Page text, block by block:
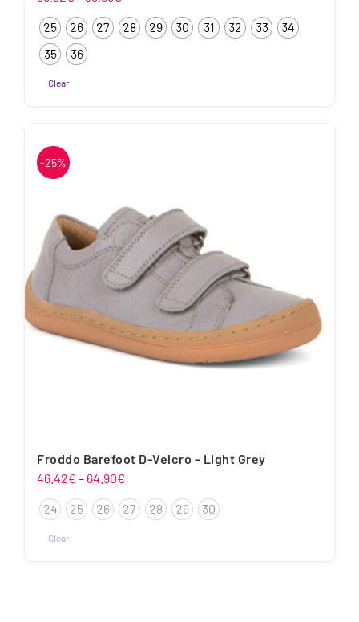
35.92€
kuni
25 26 27 28 29 30 31 32 33
34
35
36
Clear
mitu
varianti.
saab
teha
tootelehel.
-25%
Froddo Barefoot D-Velcro – Light Grey
46.42€ – 64.90€
46.42€
kuni
24 25 26 27 28 29 30
Clear